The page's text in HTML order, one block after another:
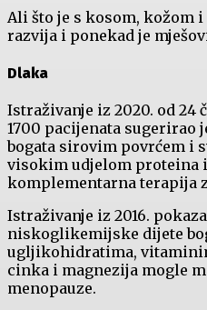
Ali što je s kosom, kožom
razvija i ponekad je
Dlaka
Istraživanje iz 2020. od 24
1700 pacijenata sugerirao
bogata sirovim povrćem i
visokim udjelom proteina
komplementarna terapija
Istraživanje iz 2016.
niskoglikemijske dijete
ugljikohidratima,
cinka i magnezija mogle
menopauze.